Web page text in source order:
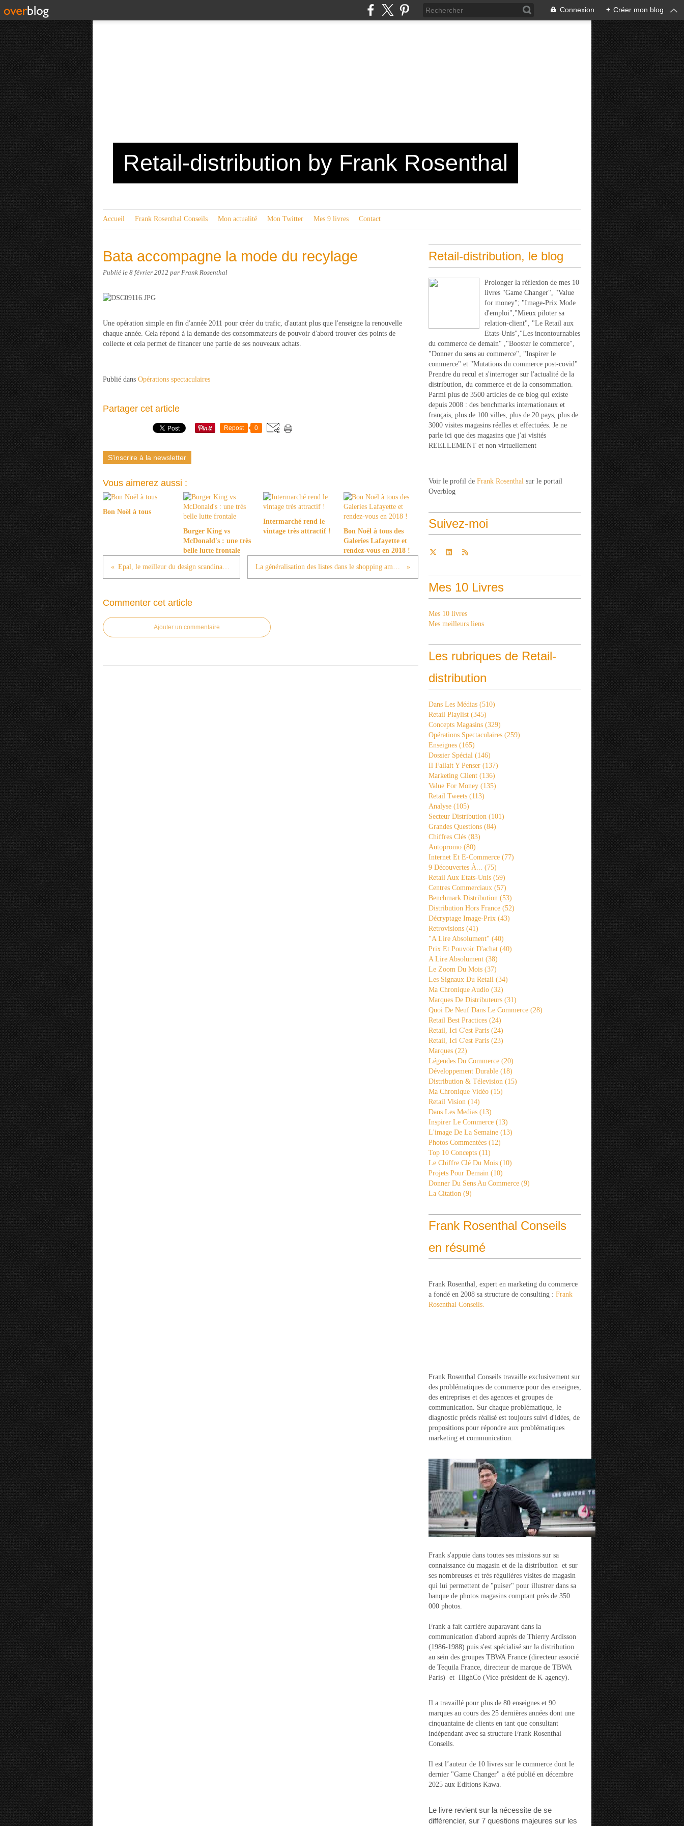
Connexion + Créer mon blog
Retail-distribution by Frank Rosenthal
Accueil Frank Rosenthal Conseils Mon actualité Mon Twitter Mes 9 livres Contact
Bata accompagne la mode du recylage
Publié le 8 février 2012 par Frank Rosenthal
Une opération simple en fin d'année 2011 pour créer du trafic, d'autant plus que l'enseigne la renouvelle
chaque année. Cela répond à la demande des consommateurs de pouvoir d'abord trouver des points de
collecte et cela permet de financer une partie de ses nouveaux achats.
Publié dans Opérations spectaculaires
Partager cet article
Repost 0
S'inscrire à la newsletter
Vous aimerez aussi :
Bon Noël à tous
Burger King vs
McDonald's : une très
belle lutte frontale
Intermarché rend le
vintage très attractif !
Bon Noël à tous des
Galeries Lafayette et
rendez-vous en 2018 !
Epal, le meilleur du design scandinave (9) La généralisation des listes dans le shopping américain
Commenter cet article
Ajouter un commentaire
Retail-distribution, le blog
Prolonger la réflexion de mes 10
livres "Game Changer", "Value
for money"; "Image-Prix Mode
d'emploi","Mieux piloter sa
relation-client", "Le Retail aux
Etats-Unis","Les incontournables
du commerce de demain" ,"Booster le commerce",
"Donner du sens au commerce", "Inspirer le
commerce" et "Mutations du commerce post-covid"
Prendre du recul et s'interroger sur l'actualité de la
distribution, du commerce et de la consommation.
Parmi plus de 3500 articles de ce blog qui existe
depuis 2008 : des benchmarks internationaux et
français, plus de 100 villes, plus de 20 pays, plus de
3000 visites magasins réelles et effectuées. Je ne
parle ici que des magasins que j'ai visités
REELLEMENT et non virtuellement
Voir le profil de Frank Rosenthal sur le portail
Overblog
Suivez-moi
Mes 10 Livres
Mes 10 livres
Mes meilleurs liens
Les rubriques de Retail-
distribution
Dans Les Médias (510)
Retail Playlist (345)
Concepts Magasins (329)
Opérations Spectaculaires (259)
Enseignes (165)
Dossier Spécial (146)
Il Fallait Y Penser (137)
Marketing Client (136)
Value For Money (135)
Retail Tweets (113)
Analyse (105)
Secteur Distribution (101)
Grandes Questions (84)
Chiffres Clés (83)
Autopromo (80)
Internet Et E-Commerce (77)
9 Découvertes À... (75)
Retail Aux Etats-Unis (59)
Centres Commerciaux (57)
Benchmark Distribution (53)
Distribution Hors France (52)
Décryptage Image-Prix (43)
Retrovisions (41)
"a Lire Absolument" (40)
Prix Et Pouvoir D'achat (40)
A Lire Absolument (38)
Le Zoom Du Mois (37)
Les Signaux Du Retail (34)
Ma Chronique Audio (32)
Marques De Distributeurs (31)
Quoi De Neuf Dans Le Commerce (28)
Retail Best Practices (24)
Retail, Ici C'est Paris (24)
Retail, Ici C'est Paris (23)
Marques (22)
Légendes Du Commerce (20)
Développement Durable (18)
Distribution & Télevision (15)
Ma Chronique Vidéo (15)
Retail Vision (14)
Dans Les Medias (13)
Inspirer Le Commerce (13)
L'image De La Semaine (13)
Photos Commentées (12)
Top 10 Concepts (11)
Le Chiffre Clé Du Mois (10)
Projets Pour Demain (10)
Donner Du Sens Au Commerce (9)
La Citation (9)
Frank Rosenthal Conseils
en résumé
Frank Rosenthal, expert en marketing du commerce
a fondé en 2008 sa structure de consulting : Frank
Rosenthal Conseils.
Frank Rosenthal Conseils travaille exclusivement sur
des problématiques de commerce pour des enseignes,
des entreprises et des agences et groupes de
communication. Sur chaque problématique, le
diagnostic précis réalisé est toujours suivi d'idées, de
propositions pour répondre aux problématiques
marketing et communication.
Frank s'appuie dans toutes ses missions sur sa
connaissance du magasin et de la distribution et sur
ses nombreuses et très régulières visites de magasin
qui lui permettent de "puiser" pour illustrer dans sa
banque de photos magasins comptant près de 350
000 photos.
Frank a fait carrière auparavant dans la
communication d'abord auprès de Thierry Ardisson
(1986-1988) puis s'est spécialisé sur la distribution
au sein des groupes TBWA France (directeur associé
de Tequila France, directeur de marque de TBWA
Paris) et HighCo (Vice-président de K-agency).
Il a travaillé pour plus de 80 enseignes et 90
marques au cours des 25 dernières années dont une
cinquantaine de clients en tant que consultant
indépendant avec sa structure Frank Rosenthal
Conseils.
Il est l’auteur de 10 livres sur le commerce dont le
dernier "Game Changer" a été publié en décembre
2025 aux Editions Kawa.
Le livre revient sur la nécessite de se
différencier, sur 7 questions majeures sur les